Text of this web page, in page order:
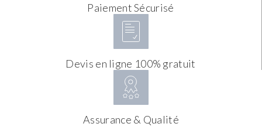
Paiement Sécurisé
Devis en ligne 100% gratuit
Assurance & Qualité